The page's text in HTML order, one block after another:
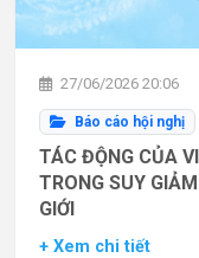
27/06/2026 20:06
Báo cáo hội nghị
TÁC ĐỘNG CỦA
TRONG SUY
GIỚI
+ Xem chi tiết